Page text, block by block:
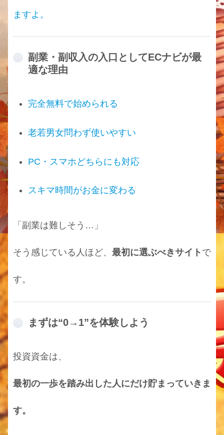
ますよ。
副業・副収入の入口としてECナビが最
適な理由
完全無料で始められる
老若男女問わず使いやすい
PC・スマホどちらにも対応
スキマ時間がお金に変わる
「副業は難しそう…」
そう感じている人ほど、 最初に選ぶべきサイト で
す。
まずは“0→1”を体験しよう
投資資金は、
最初の一歩を踏み出した人にだけ貯まっていきま
す。